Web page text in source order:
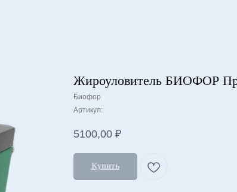
Жироуловитель БИОФОР
Биофор
Артикул:
5100,00 ₽
Купить